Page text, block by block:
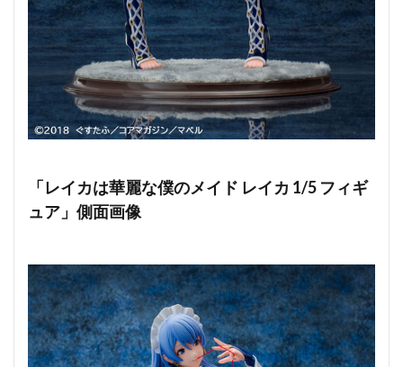
「レイカは華麗な僕のメイド レイカ 1/5 フィギ
ュア」側面画像